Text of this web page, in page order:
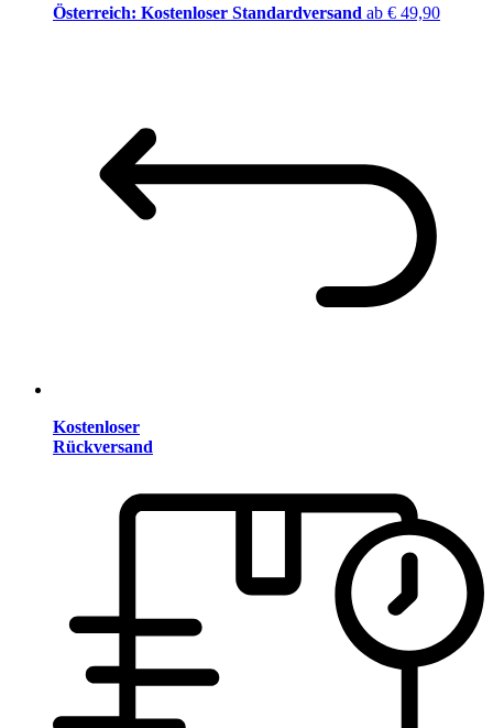
Österreich: Kostenloser Standardversand ab € 49,90
Kostenloser
Rückversand